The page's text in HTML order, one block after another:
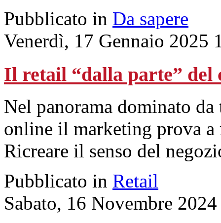
Pubblicato in Da sapere
Venerdì, 17 Gennaio 2025
Il retail “dalla parte” del
Nel panorama dominato
online il marketing prova a
Ricreare il senso del
Pubblicato in Retail
Sabato, 16 Novembre